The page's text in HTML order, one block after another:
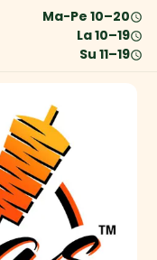
Ma-Pe 10–20
La10–19
Su 11–19